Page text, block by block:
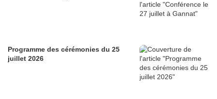
Programme des cérémonies du 25
juillet 2026